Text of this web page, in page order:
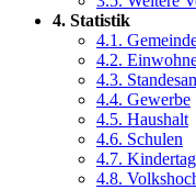
4. Statistik
4.1.
4.2.
4.3.
4.4. Gewerbe
4.5. Haushalt
4.6. Schulen
4.7.
4.8.